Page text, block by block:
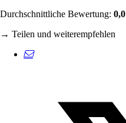
Durchschnittliche Bewertung: 0,0
→ Teilen und weiterempfehlen